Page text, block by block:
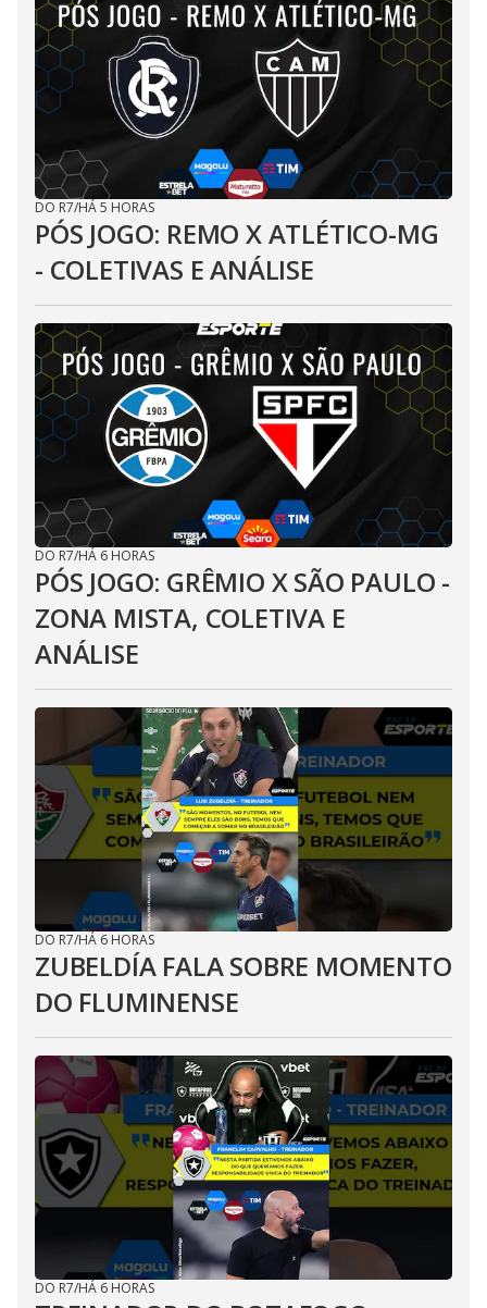
DO R7/HÁ 5 HORAS
PÓS JOGO: REMO X ATLÉTICO-MG
- COLETIVAS E ANÁLISE
DO R7/HÁ 6 HORAS
PÓS JOGO: GRÊMIO X SÃO PAULO -
ZONA MISTA, COLETIVA E
ANÁLISE
DO R7/HÁ 6 HORAS
ZUBELDÍA FALA SOBRE MOMENTO
DO FLUMINENSE
DO R7/HÁ 6 HORAS